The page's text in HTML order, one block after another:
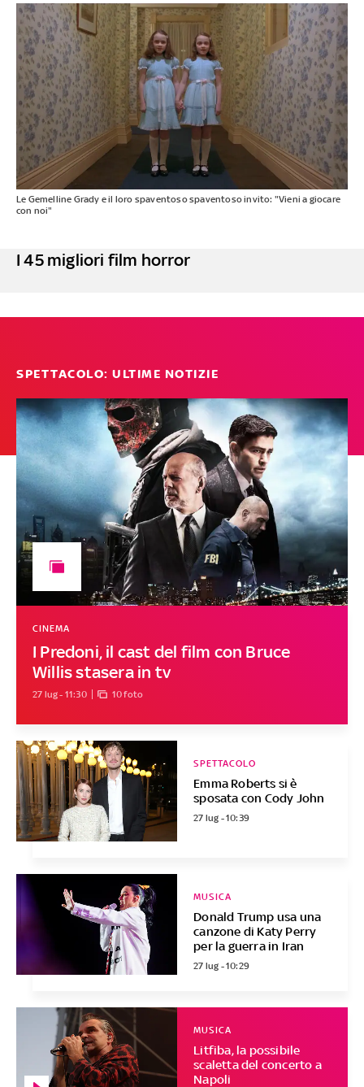
Le Gemelline Grady e il loro spaventoso spaventoso invito: "Vieni a giocare
con noi"
I 45 migliori film horror
SPETTACOLO: ULTIME NOTIZIE
I Predoni, il cast del film con Bruce
Willis stasera in tv
CINEMA
27 lug - 11:30 10 foto
Emma Roberts si è
sposata con Cody John
SPETTACOLO
27 lug - 10:39
Donald Trump usa una
canzone di Katy Perry
per la guerra in Iran
MUSICA
27 lug - 10:29
Litfiba, la possibile
scaletta del concerto a
Napoli
MUSICA